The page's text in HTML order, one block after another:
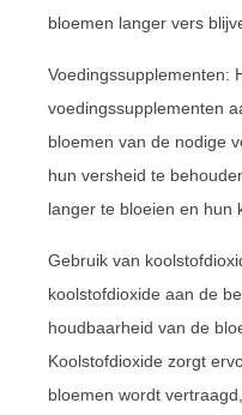
bloemen langer vers
Voedingssupplementen:
voedingssupplementen
bloemen van de nodige
hun versheid te
langer te bloeien en hun
Gebruik van
koolstofdioxide aan de
houdbaarheid van de
Koolstofdioxide zorgt
bloemen wordt